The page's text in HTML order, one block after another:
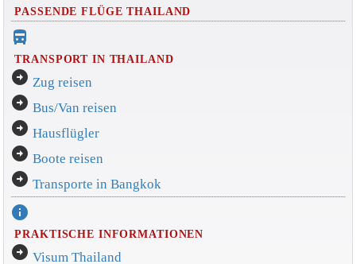
PASSENDE FLÜGE THAILAND
directions_bus_filled
TRANSPORT IN THAILAND
arrow_circle_right Zug reisen
arrow_circle_right Bus/Van reisen
arrow_circle_right Hausflügler
arrow_circle_right Boote reisen
arrow_circle_right Transporte in Bangkok
info
PRAKTISCHE INFORMATIONEN
arrow_circle_right Visum Thailand